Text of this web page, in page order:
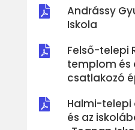

Andrássy
Iskola

Felső-telepi
templom és
csatlakozó

Halmi-telepi
és az